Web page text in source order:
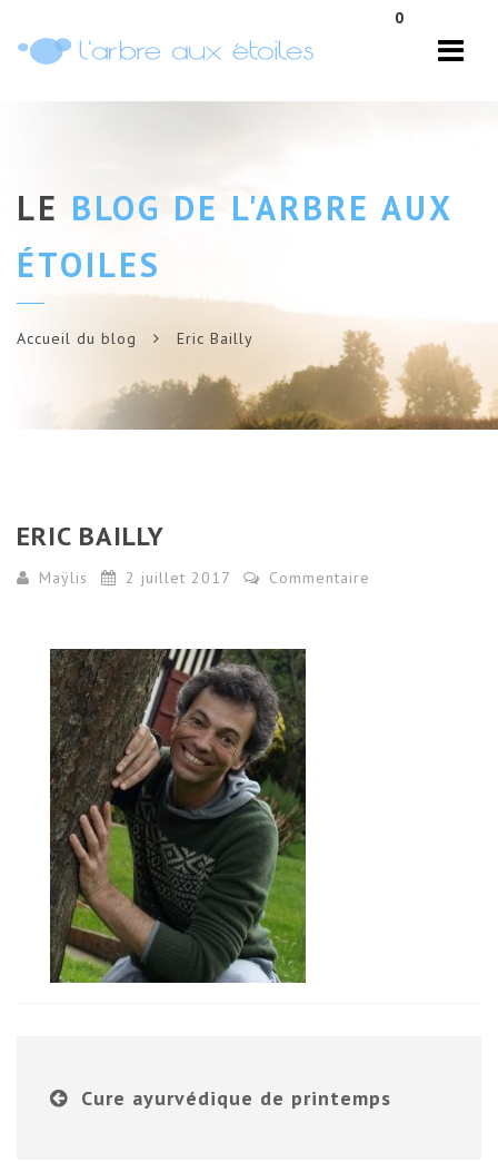
0
LE BLOG DE L'ARBRE AUX
ÉTOILES
Accueil du blog Eric Bailly
ERIC BAILLY
Maÿlis 2 juillet 2017 Commentaire
Cure ayurvédique de printemps